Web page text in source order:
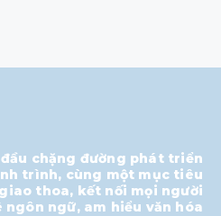
chặng đường phát triển
trình, cùng một mục tiêu
thoa, kết nối mọi người
ngôn ngữ, am hiểu văn hóa